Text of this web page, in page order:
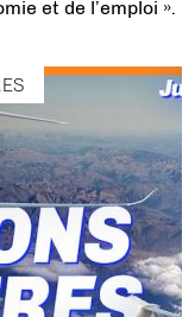
et de l’emploi ».